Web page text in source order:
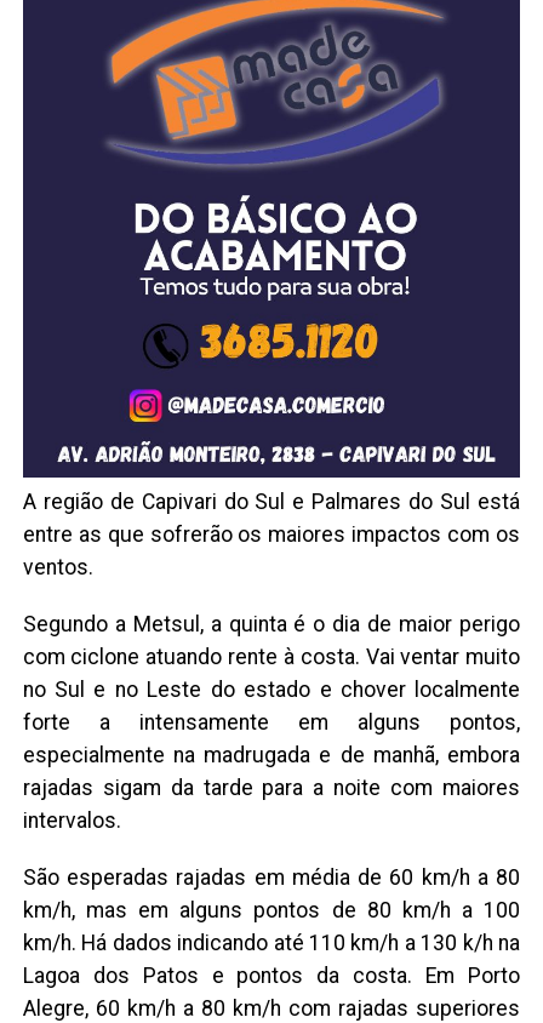
A região de Capivari do Sul e Palmares do Sul está
entre as que sofrerão os maiores impactos com os
ventos.
Segundo a Metsul, a quinta é o dia de maior perigo
com ciclone atuando rente à costa. Vai ventar muito
no Sul e no Leste do estado e chover localmente
forte a intensamente em alguns pontos,
especialmente na madrugada e de manhã, embora
rajadas sigam da tarde para a noite com maiores
intervalos.
São esperadas rajadas em média de 60 km/h a 80
km/h, mas em alguns pontos de 80 km/h a 100
km/h. Há dados indicando até 110 km/h a 130 k/h na
Lagoa dos Patos e pontos da costa. Em Porto
Alegre, 60 km/h a 80 km/h com rajadas superiores